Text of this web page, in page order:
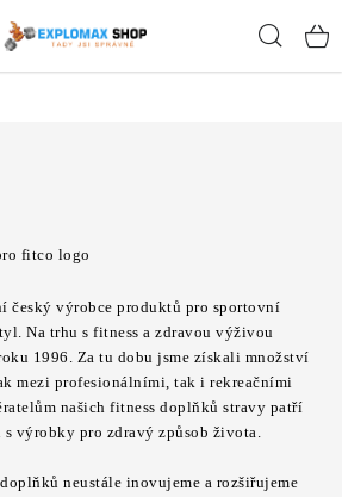
český výrobce produktů pro sportovní
Na trhu s fitness a zdravou výživou
1996. Za tu dobu jsme získali množství
mezi profesionálními, tak i rekreačními
našich fitness doplňků stravy patří
s výrobky pro zdravý způsob života.
neustále inovujeme a rozšiřujeme